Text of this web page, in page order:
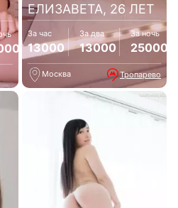
ЕЛИЗАВЕТА, 26 ЛЕТ
За час
13000
За два
13000
За ночь
25000
Москва Тропарево